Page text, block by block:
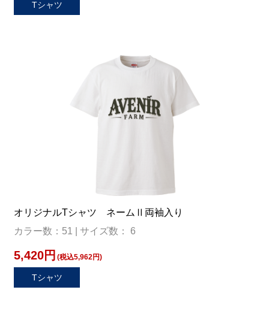
Tシャツ
オリジナルTシャツ ネームⅡ両袖入り
カラー数：51 | サイズ数： 6
5,420円 (税込5,962円)
Tシャツ